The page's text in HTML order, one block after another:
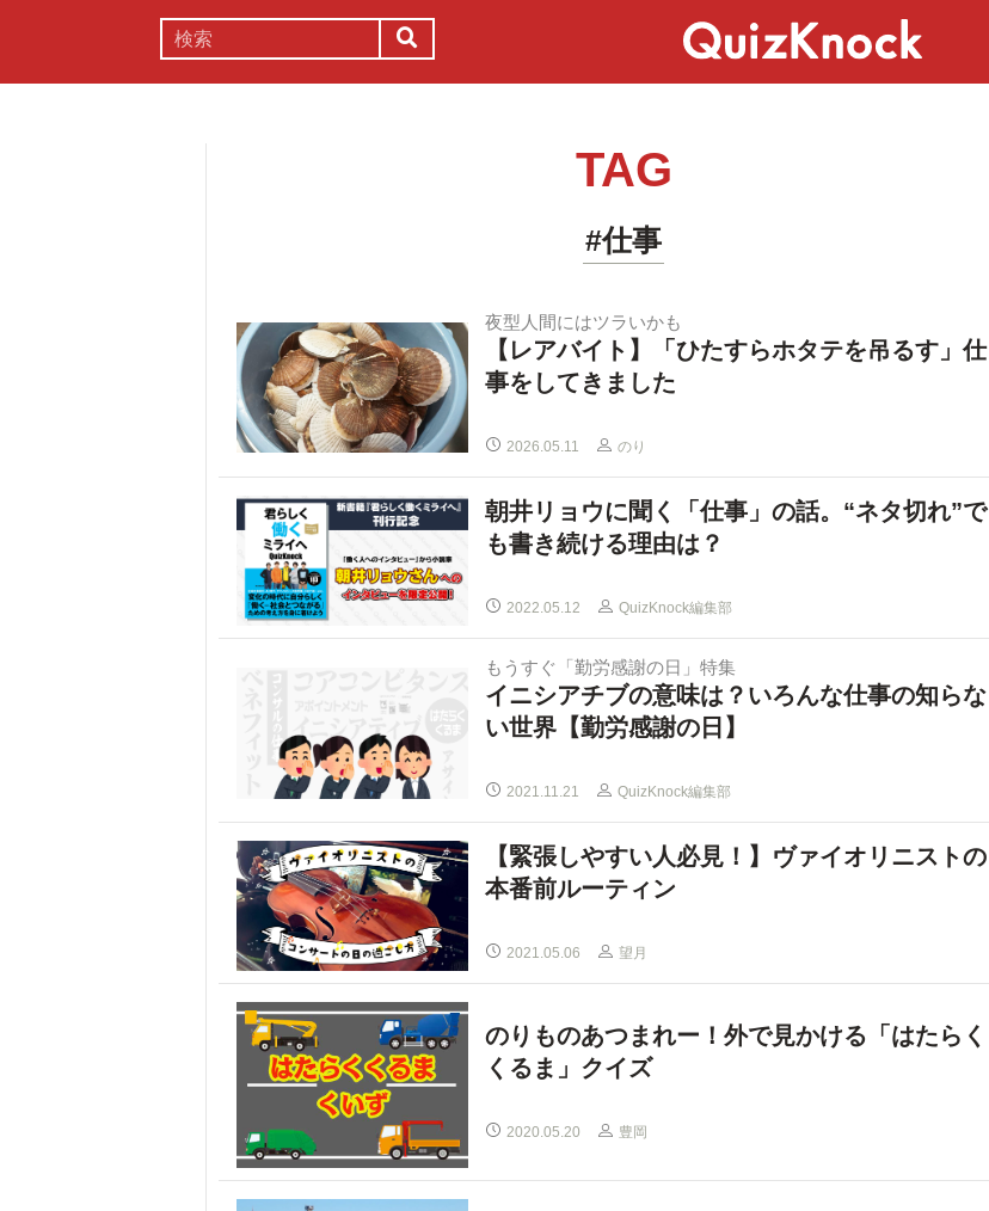
TAG
#仕事
夜型人間にはツラいかも
【レアバイト】「ひたすらホタテを吊るす」仕
事をしてきました
2026.05.11 のり
朝井リョウに聞く「仕事」の話。“ネタ切れ”で
も書き続ける理由は？
2022.05.12 QuizKnock編集部
もうすぐ「勤労感謝の日」特集
イニシアチブの意味は？いろんな仕事の知らな
い世界【勤労感謝の日】
2021.11.21 QuizKnock編集部
【緊張しやすい人必見！】ヴァイオリニストの
本番前ルーティン
2021.05.06 望月
のりものあつまれー！外で見かける「はたらく
くるま」クイズ
2020.05.20 豊岡